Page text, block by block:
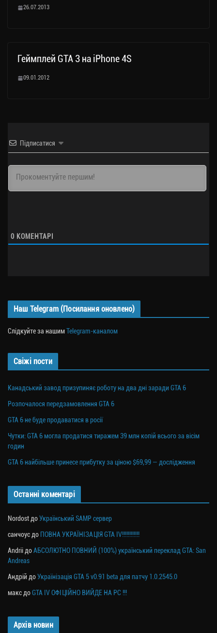
26.07.2013
Геймплей GTA 3 на iPhone 4S
09.01.2012
Підписатися
0 КОМЕНТАРІ
Наш Telegram (Посилання оновлено)
Слідкуйте за нашимTelegram-каналом
Свіжі пости
Канадський завод призупиняє роботу на два дні заради GTA 6
Розпочалося передзамовлення GTA 6
GTA 6 не буде продаватися в росії
Чутки: GTA 6 могла продатися тиражем 39 млн копій всього за вісім
годин
GTA 6 найбільше принесе прибутку за ціною $69,99 — дослідження
Останні коментарі
Nordost доУкраїнський SAMP сервер
санчоус до ПОВНА УКРАЇНІЗАЦІЯ GTA IV!!!!!!!!!!!!
Andrii доАБСОЛЮТНО ПОВНИЙ (100%) український переклад GTA: San
Andreas
Андрій доУкраїнізація GTA 5 v0.91 beta для патчу 1.0.2545.0
макс доGTA IV ОФІЦІЙНО ВИЙДЕ НА PC !!!
Архів новин